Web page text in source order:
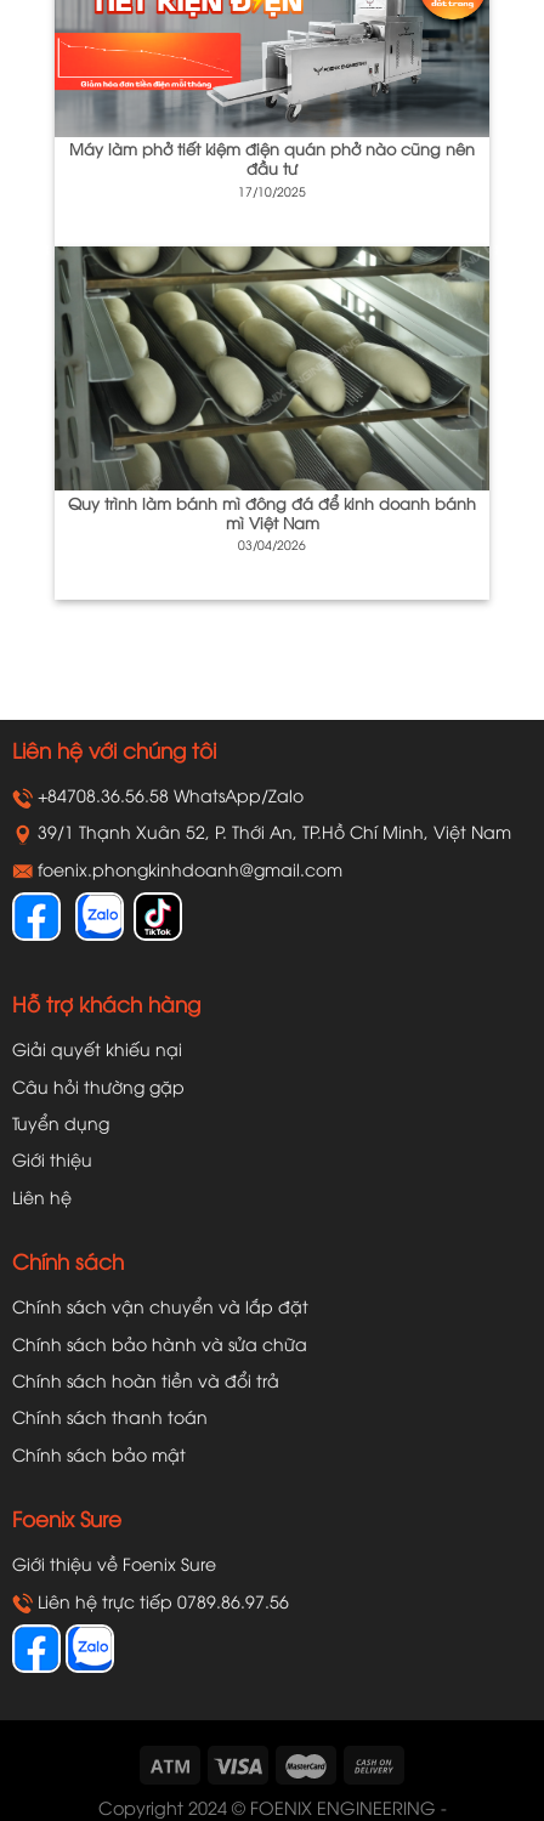
Máy làm phở tiết kiệm điện quán phở nào cũng nên
đầu tư
17/10/2025
Quy trình làm bánh mì đông đá để kinh doanh bánh
mì Việt Nam
03/04/2026
Liên hệ với chúng tôi
+84708.36.56.58 WhatsApp/Zalo
39/1 Thạnh Xuân 52, P. Thới An, TP.Hồ Chí Minh, Việt Nam
foenix.phongkinhdoanh@gmail.com
Hỗ trợ khách hàng
Giải quyết khiếu nại
Câu hỏi thường gặp
Tuyển dụng
Giới thiệu
Liên hệ
Chính sách
Chính sách vận chuyển và lắp đặt
Chính sách bảo hành và sửa chữa
Chính sách hoàn tiền và đổi trả
Chính sách thanh toán
Chính sách bảo mật
Foenix Sure
Giới thiệu về Foenix Sure
Liên hệ trực tiếp 0789.86.97.56
Copyright 2024 © FOENIX ENGINEERING -